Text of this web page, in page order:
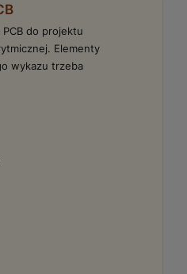
PCB do projektu
Elementy
wykazu trzeba